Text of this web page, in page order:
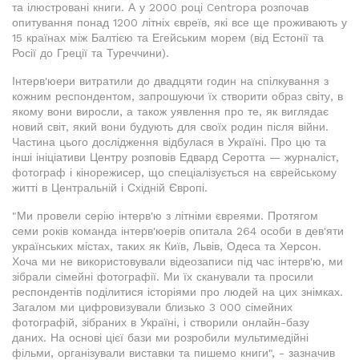
та ілюстровані книги. А у 2000 році Centropa розпочав
опитування понад 1200 літніх євреїв, які все ще проживають у
15 країнах між Балтією та Егейським морем (від Естонії та
Росії до Греції та Туреччини).
Інтерв'юери витратили до двадцяти годин на спілкування з
кожним респондентом, запрошуючи їх створити образ світу, в
якому вони виросли, а також уявлення про те, як виглядає
новий світ, який вони будують для своїх родин після війни.
Частина цього дослідження відбулася в Україні. Про цю та
інші ініціативи Центру розповів Едвард Серотта — журналіст,
фотограф і кінорежисер, що спеціалізується на єврейському
житті в Центральній і Східній Європі.
"Ми провели серію інтерв'ю з літніми євреями. Протягом
семи років команда інтерв'юерів опитала 264 особи в дев'яти
українських містах, таких як Київ, Львів, Одеса та Херсон.
Хоча ми не використовували відеозаписи під час інтерв'ю, ми
зібрали сімейні фотографії. Ми їх сканували та просили
респондентів поділитися історіями про людей на цих знімках.
Загалом ми цифровизували близько 3 000 сімейних
фотографій, зібраних в Україні, і створили онлайн-базу
даних. На основі цієї бази ми розробили мультимедійні
фільми, організували виставки та пишемо книги", - зазначив